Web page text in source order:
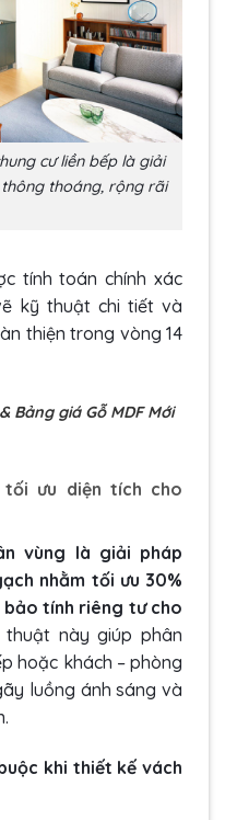
cư liền bếp là giải
thoáng, rộng rãi
tính toán chính xác
kỹ thuật chi tiết và
thiện trong vòng 14
Bảng giá Gỗ MDF Mới
tối ưu diện tích cho
vùng là giải pháp
nhằm tối ưu 30%
bảo tính riêng tư cho
thuật này giúp phân
hoặc khách – phòng
luồng ánh sáng và
khi thiết kế vách